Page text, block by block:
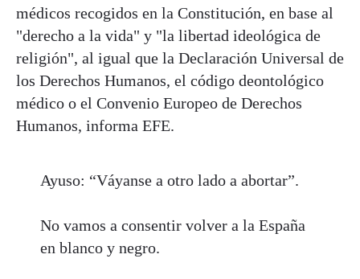
médicos recogidos en la Constitución, en base al
"derecho a la vida" y "la libertad ideológica de
religión", al igual que la Declaración Universal de
los Derechos Humanos, el código deontológico
médico o el Convenio Europeo de Derechos
Humanos, informa EFE.
Ayuso: “Váyanse a otro lado a abortar”.
No vamos a consentir volver a la España
en blanco y negro.